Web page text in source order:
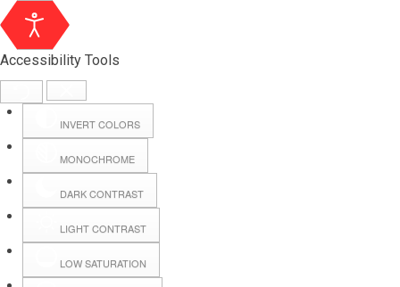
Accessibility Tools
INVERT COLORS
MONOCHROME
DARK CONTRAST
LIGHT CONTRAST
LOW SATURATION